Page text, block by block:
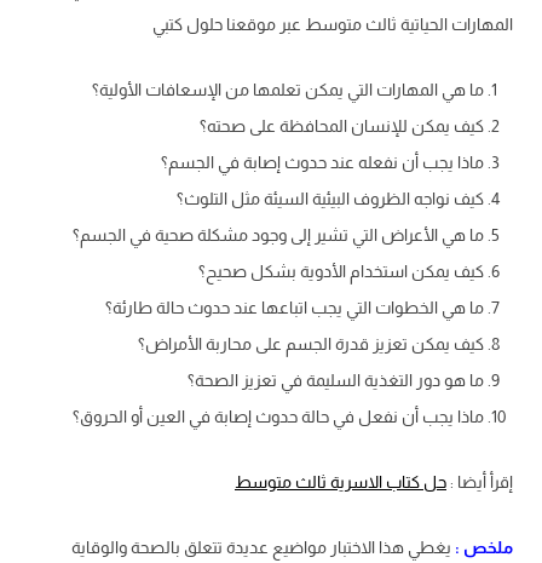
المهارات الحياتية ثالث متوسط عبر موقعنا حلول كتبي
ما هي المهارات التي يمكن تعلمها من الإسعافات الأولية؟
كيف يمكن للإنسان المحافظة على صحته؟
ماذا يجب أن نفعله عند حدوث إصابة في الجسم؟
كيف نواجه الظروف البيئية السيئة مثل التلوث؟
ما هي الأعراض التي تشير إلى وجود مشكلة صحية في الجسم؟
كيف يمكن استخدام الأدوية بشكل صحيح؟
ما هي الخطوات التي يجب اتباعها عند حدوث حالة طارئة؟
كيف يمكن تعزيز قدرة الجسم على محاربة الأمراض؟
ما هو دور التغذية السليمة في تعزيز الصحة؟
ماذا يجب أن نفعل في حالة حدوث إصابة في العين أو الحروق؟
إقرأ أيضا :حل كتاب الاسرية ثالث متوسط
ملخص : يغطي هذا الاختبار مواضيع عديدة تتعلق بالصحة والوقاية